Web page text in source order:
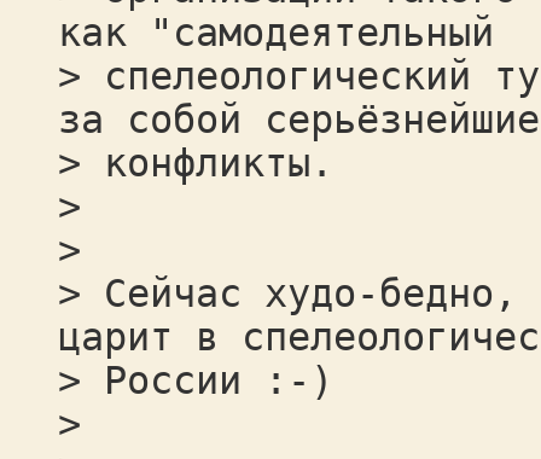
как "самодеятельный
> спелеологический
за собой серьёзнейшие
> конфликты.
>
>
> Сейчас худо-бедно,
царит в
> России :-)
>